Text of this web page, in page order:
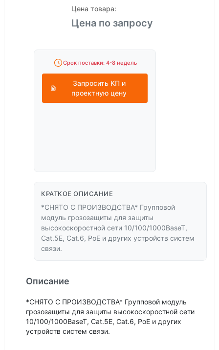
Цена товара:
Цена по запросу
Срок поставки: 4-8 недель
Запросить КП и
проектную цену
КРАТКОЕ ОПИСАНИЕ
*СНЯТО С ПРОИЗВОДСТВА* Групповой
модуль грозозащиты для защиты
высокоскоростной сети 10/100/1000BaseT,
Cat.5E, Cat.6, PoE и других устройств систем
связи.
Описание
*СНЯТО С ПРОИЗВОДСТВА* Групповой модуль
грозозащиты для защиты высокоскоростной сети
10/100/1000BaseT, Cat.5E, Cat.6, PoE и других
устройств систем связи.